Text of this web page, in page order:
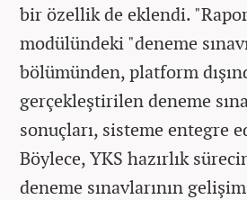
bir özellik de eklendi.
modülündeki "deneme
bölümünden, platform
gerçekleştirilen deneme
sonuçları, sisteme entegre
Böylece, YKS hazırlık
deneme sınavlarının